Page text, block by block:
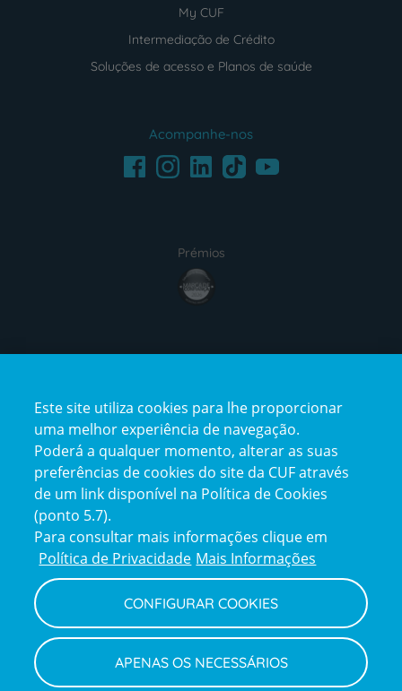
My CUF
Intermediação de Crédito
Soluções de acesso e Planos de saúde
Acompanhe-nos
FacebookInstagramLinkedInTikTokYoutube
Prémios
award4
certification2certification3
Reclamações
e
elogios
Política de Privacidade e Cookies
Termos e Condições
Declaração de Acessibilidade
Canal de Denúncias
Informações legais
Este site utiliza cookies para lhe proporcionar
uma melhor experiência de navegação.
Poderá a qualquer momento, alterar as suas
preferências de cookies do site da CUF através
de um link disponível na Política de Cookies
(ponto 5.7).
Para consultar mais informações clique em
Política de Privacidade Mais Informações
CONFIGURAR COOKIES
APENAS OS NECESSÁRIOS